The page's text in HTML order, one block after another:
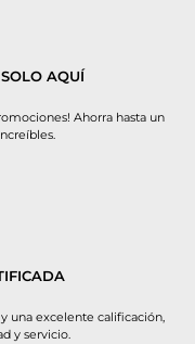
AQUÍ
Ahorra hasta un
una excelente calificación,
y servicio.